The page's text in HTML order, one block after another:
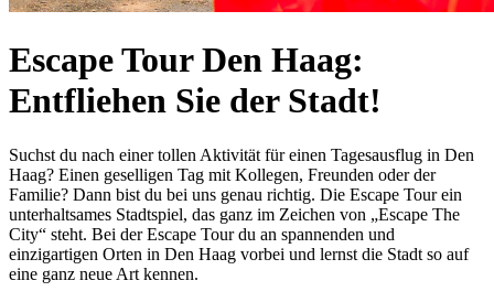
Escape Tour Den Haag:
Entfliehen Sie der Stadt!
Suchst du nach einer tollen Aktivität für einen Tagesausflug in Den
Haag? Einen geselligen Tag mit Kollegen, Freunden oder der
Familie? Dann bist du bei uns genau richtig. Die Escape Tour ein
unterhaltsames Stadtspiel, das ganz im Zeichen von „Escape The
City“ steht. Bei der Escape Tour du an spannenden und
einzigartigen Orten in Den Haag vorbei und lernst die Stadt so auf
eine ganz neue Art kennen.